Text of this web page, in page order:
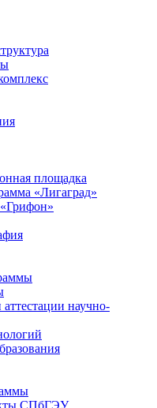
площадка
«Лигаград»­­
научно-
СПбГЭУ